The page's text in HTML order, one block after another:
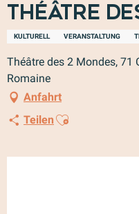
Théâtre
KULTURELL VERANSTALTUNG
Théâtre des 2 Mondes, 71
Romaine
Anfahrt
Teilen Ajouter aux favoris